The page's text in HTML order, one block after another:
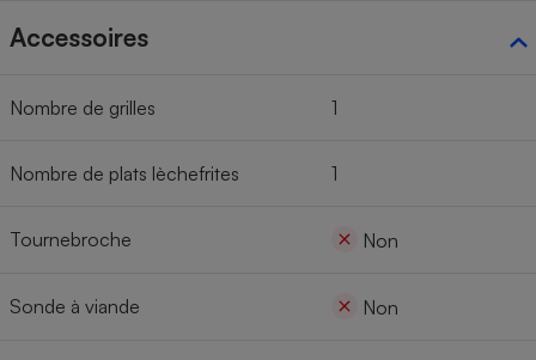
Accessoires
Nombre de grilles 1
Nombre de plats lèchefrites 1
Tournebroche Non
Sonde à viande Non